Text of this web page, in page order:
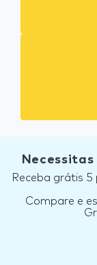
Receba grátis
Compare e